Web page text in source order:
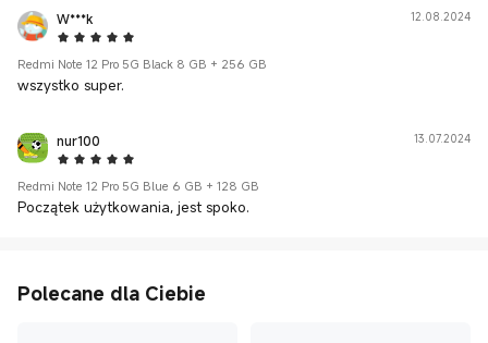
W***k
5 Star
12.08.2024
Redmi Note 12 Pro 5G Black 8 GB + 256 GB
wszystko super.
nur100
5 Star
13.07.2024
Redmi Note 12 Pro 5G Blue 6 GB + 128 GB
Początek użytkowania, jest spoko.
Polecane dla Ciebie